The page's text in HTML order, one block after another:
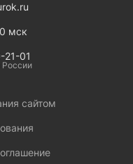
мск
21-01
России
сайтом